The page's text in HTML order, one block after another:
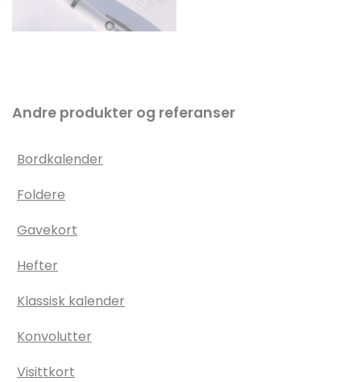
Andre produkter og referanser
Bordkalender
Foldere
Gavekort
Hefter
Klassisk kalender
Konvolutter
Visittkort